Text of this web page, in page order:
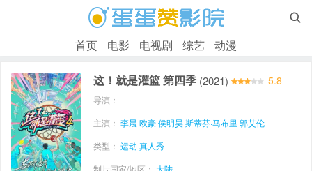

首页 电影 电视剧 综艺 动漫
这！就是灌篮 第四季 (2021) 5.8
导演：
主演： 李晨 欧豪侯明昊斯蒂芬·马布里 郭艾伦
类型： 运动 真人秀
制片国家/地区： 大陆